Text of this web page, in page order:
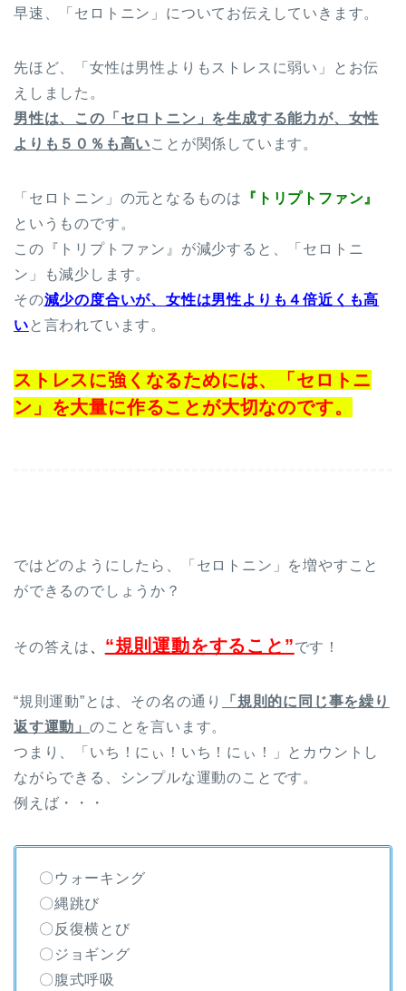
早速、「セロトニン」についてお伝えしていきます。
先ほど、「女性は男性よりもストレスに弱い」とお伝
えしました。
男性は、この「セロトニン」を生成する能力が、女性
よりも５０％も高いことが関係しています。
「セロトニン」の元となるものは
『トリプトファン』
というものです。
この『トリプトファン』が減少すると、「セロトニ
ン」も減少します。
その減少の度合いが、女性は男性よりも４倍近くも高
い と言われています。
ストレスに強くなるためには、「セロトニ
ン」を大量に作ることが大切なのです。
ではどのようにしたら、「セロトニン」を増やすこと
ができるのでしょうか？
その答えは “規則運動をすること”です！
“規則運動”とは、その名の通り
「規則的に同じ事を繰り
返す運動」 のことを言います。
つまり、「いち！にぃ！いち！にぃ！」とカウントし
ながらできる、シンプルな運動のことです。
例えば・・・
〇ウォーキング
〇縄跳び
〇反復横とび
〇ジョギング
〇腹式呼吸